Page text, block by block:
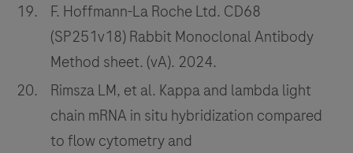
F. Hoffmann-La Roche Ltd. CD68
(SP251v18) Rabbit Monoclonal Antibody
Method sheet. (vA). 2024.
Rimsza LM, et al. Kappa and lambda light
chain mRNA in situ hybridization compared
to flow cytometry and